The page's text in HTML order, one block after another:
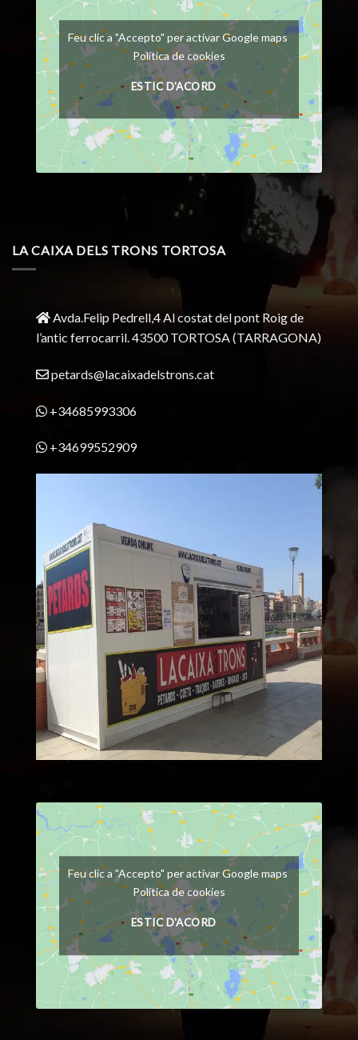
Feu clic a "Accepto" per activar Google maps
Política de cookies
ESTIC D'ACORD
LA CAIXA DELS TRONS TORTOSA
Avda.Felip Pedrell,4 Al costat del pont Roig de
l’antic ferrocarril.43500 TORTOSA(TARRAGONA)
petards@lacaixadelstrons.cat
+34685993306
+34699552909
Feu clic a "Accepto" per activar Google maps
Política de cookies
ESTIC D'ACORD